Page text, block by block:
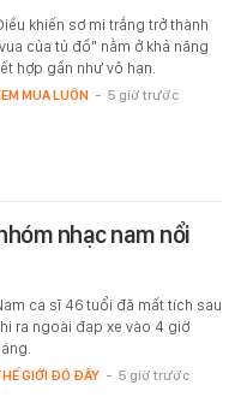
khiến sơ mi trắng trở thành
của tủ đồ" nằm ở khả năng
hợp gần như vô hạn.
MUA LUÔN - 5 giờ trước
nhạc nam nổi
ca sĩ 46 tuổi đã mất tích sau
ra ngoài đạp xe vào 4 giờ
GIỚI ĐÓ ĐÂY - 5 giờ trước